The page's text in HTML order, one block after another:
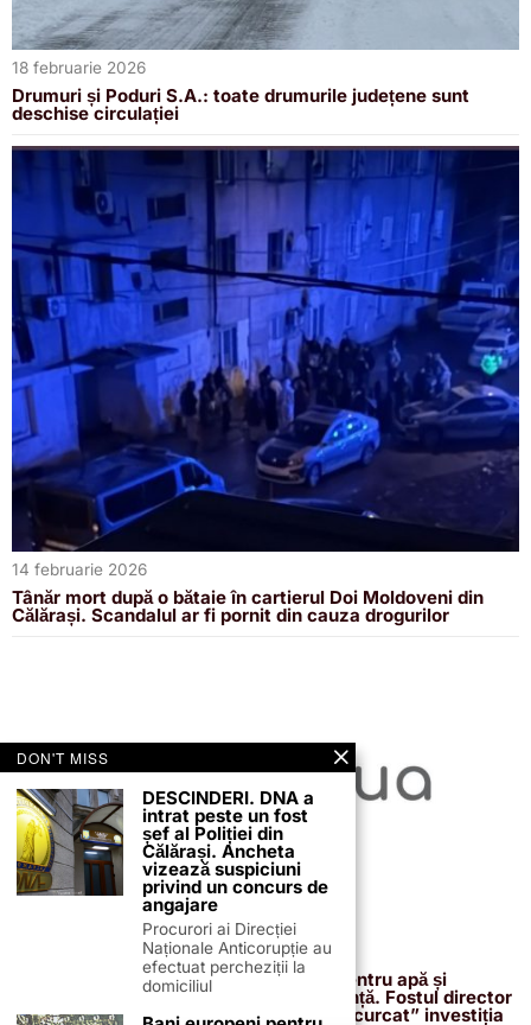
18 februarie 2026
Drumuri și Poduri S.A.: toate drumurile județene sunt
deschise circulației
14 februarie 2026
Tânăr mort după o bătaie în cartierul Doi Moldoveni din
Călărași. Scandalul ar fi pornit din cauza drogurilor
13 februarie 2026
Proiectul de 400 de milioane de euro pentru apă și
canalizare, confirmat definitiv de instanță. Fostul director
reacționează după acuzațiile că ar fi „încurcat” investiția
DON'T MISS
DESCINDERI. DNA a
intrat peste un fost
șef al Poliției din
Călărași. Ancheta
vizează suspiciuni
privind un concurs de
angajare
Procurori ai Direcției
Naționale Anticorupție au
efectuat percheziții la
domiciliul